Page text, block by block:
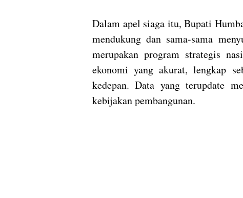
Dalam apel siaga itu, Bupati
mendukung dan sama-sama
merupakan program strategis
ekonomi yang akurat, lengkap
kedepan. Data yang terupdate
kebijakan pembangunan.